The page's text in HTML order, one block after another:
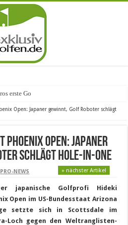
erste Golf-Communi
Open: Japaner gewinnt, Golf Roboter schlägt
Phoenix Open: Japaner
schlägt Hole-in-One
PRO-NEWS » nächster Artikel
japanische Golfprofi Hideki
Open im US-Bundesstaat Arizona
setzte sich in Scottsdale im
Loch gegen den Weltranglisten-